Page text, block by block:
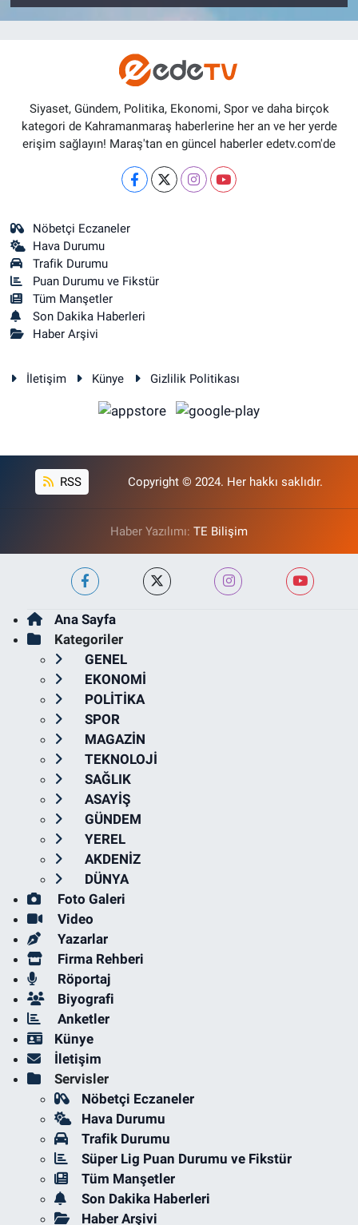
Siyaset, Gündem, Politika, Ekonomi, Spor ve daha birçok
kategori de Kahramanmaraş haberlerine her an ve her yerde
erişim sağlayın! Maraş'tan en güncel haberler edetv.com'de
Nöbetçi Eczaneler
Hava Durumu
Trafik Durumu
Puan Durumu ve Fikstür
Tüm Manşetler
Son Dakika Haberleri
Haber Arşivi
İletişim Künye Gizlilik Politikası
RSS Copyright © 2024. Her hakkı saklıdır.
Haber Yazılımı: TE Bilişim
Ana Sayfa
Kategoriler
GENEL
EKONOMİ
POLİTİKA
SPOR
MAGAZİN
TEKNOLOJİ
SAĞLIK
ASAYİŞ
GÜNDEM
YEREL
AKDENİZ
DÜNYA
Foto Galeri
Video
Yazarlar
Firma Rehberi
Röportaj
Biyografi
Anketler
Künye
İletişim
Servisler
Nöbetçi Eczaneler
Hava Durumu
Trafik Durumu
Süper Lig Puan Durumu ve Fikstür
Tüm Manşetler
Son Dakika Haberleri
Haber Arşivi